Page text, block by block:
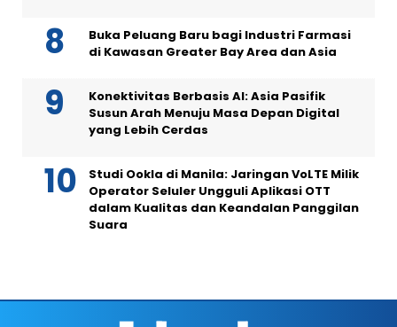
Buka Peluang Baru bagi Industri Farmasi
di Kawasan Greater Bay Area dan Asia
Konektivitas Berbasis AI: Asia Pasifik
Susun Arah Menuju Masa Depan Digital
yang Lebih Cerdas
Studi Ookla di Manila: Jaringan VoLTE Milik
Operator Seluler Ungguli Aplikasi OTT
dalam Kualitas dan Keandalan Panggilan
Suara